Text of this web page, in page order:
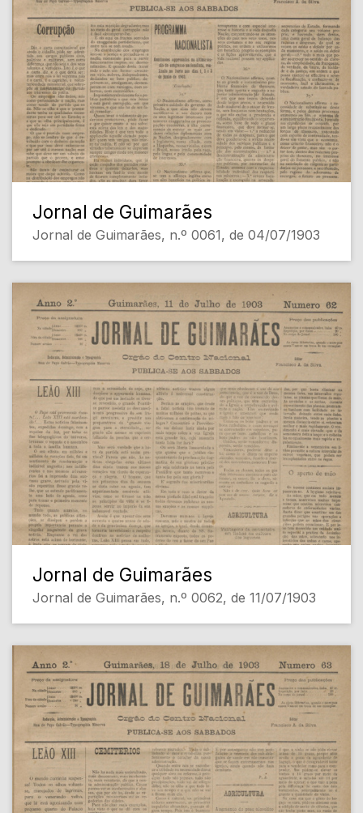
Jornal de Guimarães
Jornal de Guimarães, n.º 0061, de 04/07/1903
Jornal de Guimarães
Jornal de Guimarães, n.º 0062, de 11/07/1903